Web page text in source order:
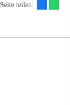
Seite teilen: